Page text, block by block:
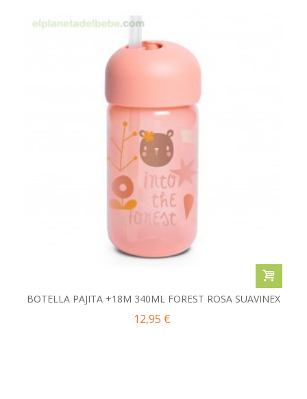
BOTELLA PAJITA +18M 340ML FOREST ROSA SUAVINEX
12,95 €